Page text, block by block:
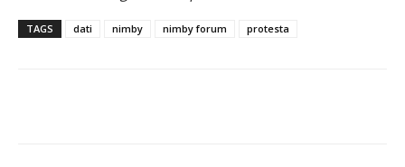
TAGS dati nimby nimby forum protesta